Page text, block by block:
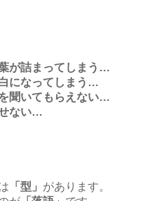
が詰まってしまう…
になってしまう…
聞いてもらえない…
ない…
「型」 があります。